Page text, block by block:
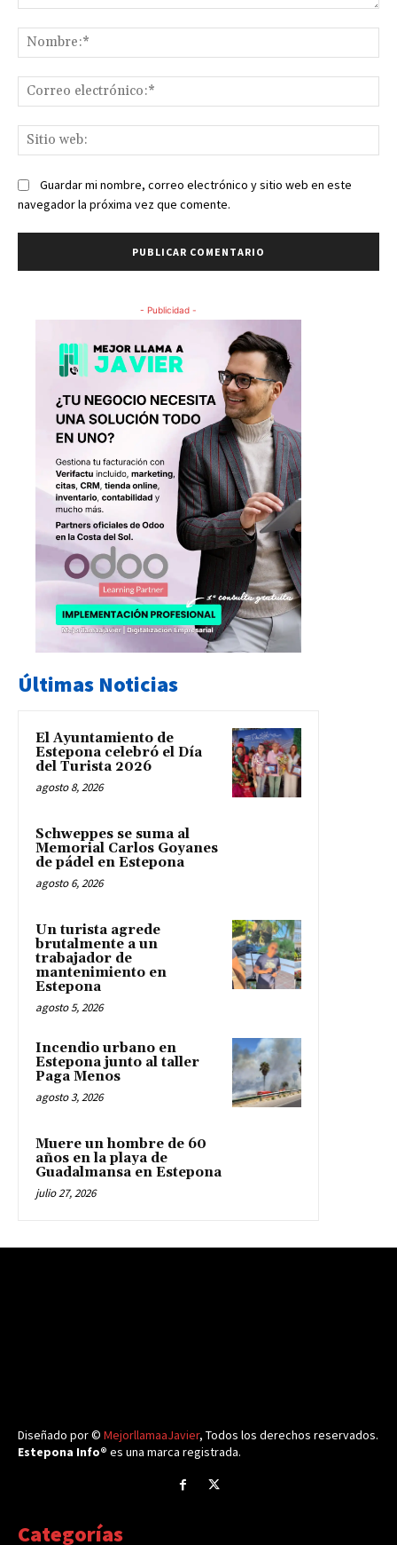
Guardar mi nombre, correo electrónico y sitio web en este
navegador la próxima vez que comente.
- Publicidad -
Últimas Noticias
El Ayuntamiento de
Estepona celebró el Día
del Turista 2026
agosto 8, 2026
Schweppes se suma al
Memorial Carlos Goyanes
de pádel en Estepona
agosto 6, 2026
Un turista agrede
brutalmente a un
trabajador de
mantenimiento en
Estepona
agosto 5, 2026
Incendio urbano en
Estepona junto al taller
Paga Menos
agosto 3, 2026
Muere un hombre de 60
años en la playa de
Guadalmansa en Estepona
julio 27, 2026
Diseñado por © MejorllamaaJavier, Todos los derechos reservados.
Estepona Info® es una marca registrada.
Categorías